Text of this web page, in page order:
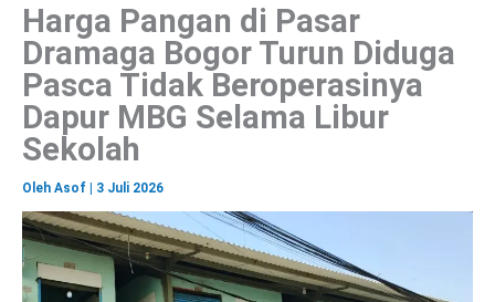
Harga Pangan di Pasar
Dramaga Bogor Turun Diduga
Pasca Tidak Beroperasinya
Dapur MBG Selama Libur
Sekolah
Oleh Asof 3 Juli 2026